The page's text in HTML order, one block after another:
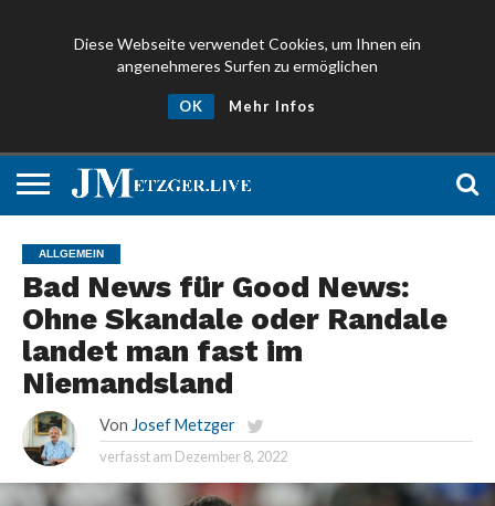
Diese Webseite verwendet Cookies, um Ihnen ein
angenehmeres Surfen zu ermöglichen
OK Mehr Infos
ALLGEMEIN
Bad News für Good News:
Ohne Skandale oder Randale
landet man fast im
Niemandsland
Von Josef Metzger
verfasst am Dezember 8, 2022